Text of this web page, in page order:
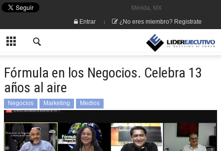
Mérida, MX
Entrar
¿No eres miembro? Registrate
Fórmula en los Negocios. Celebra 13
años al aire
Negocios Marketing Medios